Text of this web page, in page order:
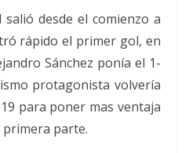
desde el comienzo a
rápido el primer gol, en
Sánchez ponía el 1-
protagonista volvería
para poner mas ventaja
primera parte.